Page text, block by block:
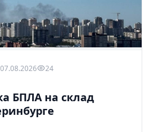
07.08.2026 24
БПЛА на склад